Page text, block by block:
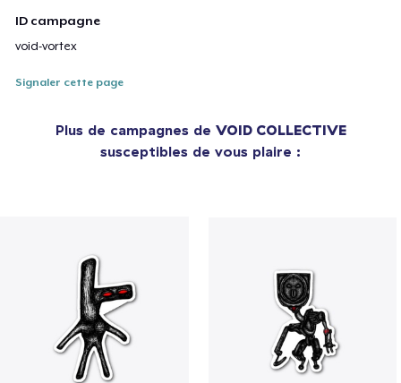
ID campagne
void-vortex
Signaler cette page
Plus de campagnes de VOID COLLECTIVE
susceptibles de vous plaire :